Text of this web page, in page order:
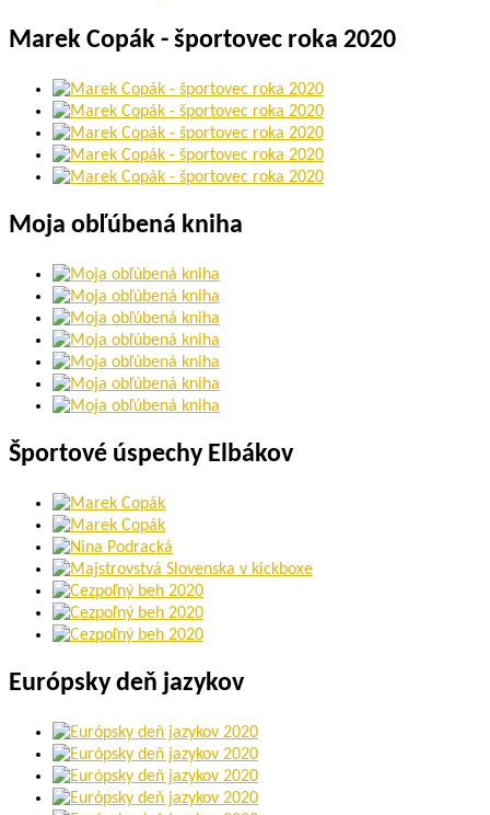
Marek Copák - športovec roka 2020
Moja obľúbená kniha
Športové úspechy Elbákov
Európsky deň jazykov